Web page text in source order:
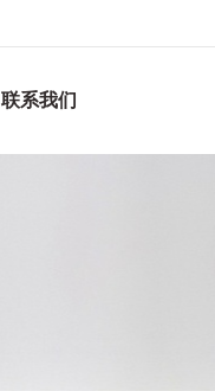
联系我们